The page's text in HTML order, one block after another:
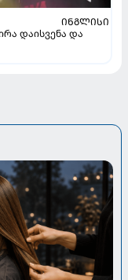
ᲘᲜᲒᲚᲘᲡᲘ
დაისვენა და